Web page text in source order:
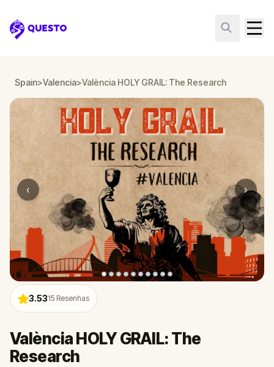
Questo
Spain>Valencia>València HOLY GRAIL: The Research
‹ ›
3.5315 Resenhas
València HOLY GRAIL: The
Research